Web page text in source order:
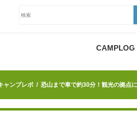
CAMPLOG
ャンプレポ 恐山まで車で約30分！観光の拠点